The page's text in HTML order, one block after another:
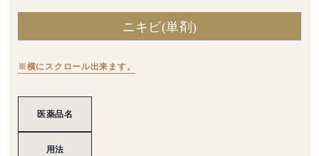
ニキビ(単剤)
※横にスクロール出来ます。
医薬品名
用法